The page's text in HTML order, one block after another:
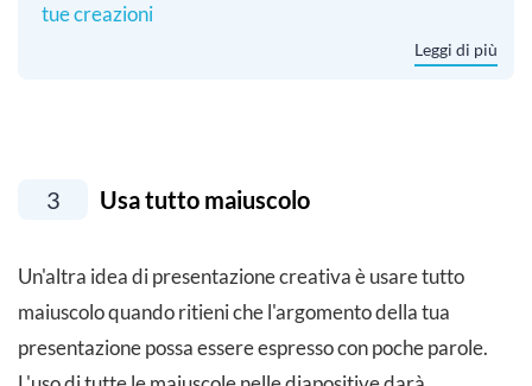
tue creazioni
Leggi di più
3 Usa tutto maiuscolo
Un'altra idea di presentazione creativa è usare tutto
maiuscolo quando ritieni che l'argomento della tua
presentazione possa essere espresso con poche parole.